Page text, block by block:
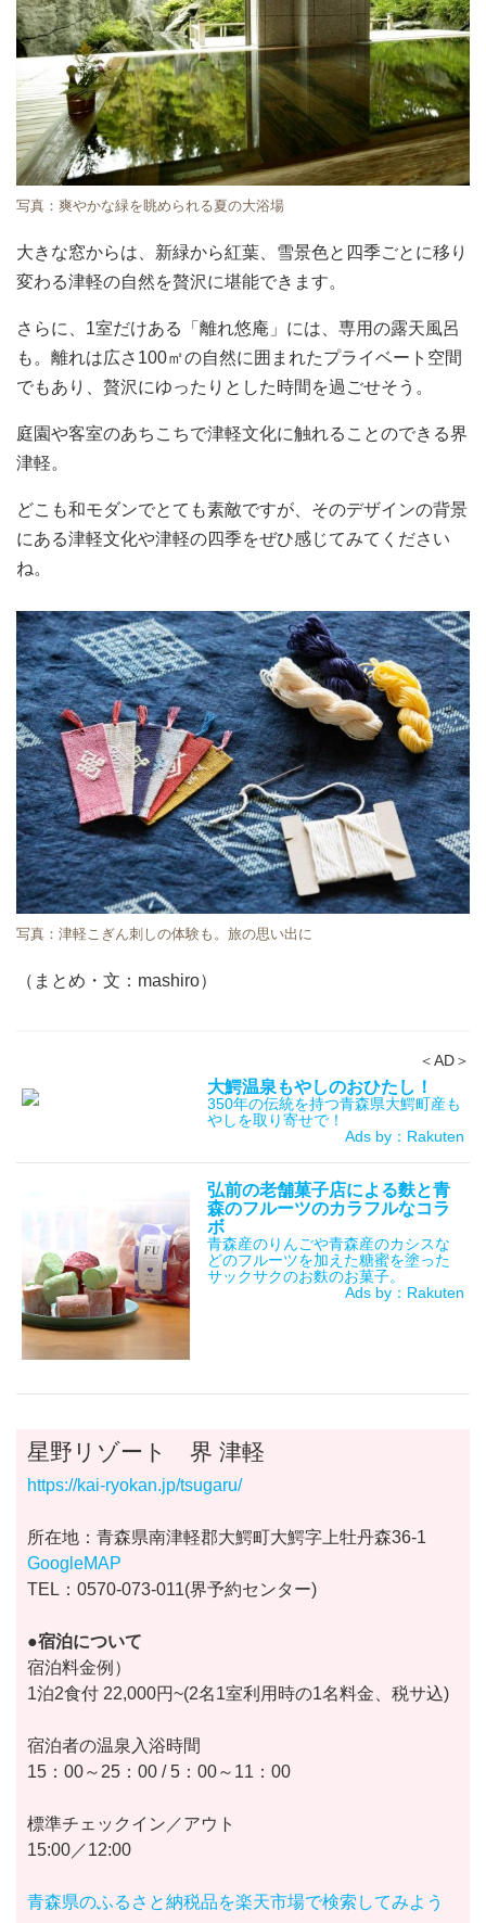
写真：爽やかな緑を眺められる夏の大浴場
大きな窓からは、新緑から紅葉、雪景色と四季ごとに移り
変わる津軽の自然を贅沢に堪能できます。
さらに、1室だけある「離れ悠庵」には、専用の露天風呂
も。離れは広さ100㎡の自然に囲まれたプライベート空間
でもあり、贅沢にゆったりとした時間を過ごせそう。
庭園や客室のあちこちで津軽文化に触れることのできる界
津軽。
どこも和モダンでとても素敵ですが、そのデザインの背景
にある津軽文化や津軽の四季をぜひ感じてみてください
ね。
写真：津軽こぎん刺しの体験も。旅の思い出に
（まとめ・文：mashiro）
＜AD＞
大鰐温泉もやしのおひたし！
350年の伝統を持つ青森県大鰐町産も
やしを取り寄せで！
Ads by：Rakuten
弘前の老舗菓子店による麩と青
森のフルーツのカラフルなコラ
ボ
青森産のりんごや青森産のカシスな
どのフルーツを加えた糖蜜を塗った
サックサクのお麩のお菓子。
Ads by：Rakuten
星野リゾート 界 津軽
https://kai-ryokan.jp/tsugaru/
所在地：青森県南津軽郡大鰐町大鰐字上牡丹森36-1
GoogleMAP
TEL：0570-073-011(界予約センター)
●宿泊について
宿泊料金例）
1泊2食付 22,000円~(2名1室利用時の1名料金、税サ込)
宿泊者の温泉入浴時間
15：00～25：00 / 5：00～11：00
標準チェックイン／アウト
15:00／12:00
青森県のふるさと納税品を楽天市場で検索してみよう